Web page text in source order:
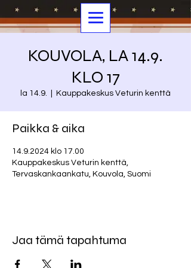
KOUVOLA, LA 14.9.
KLO 17
la 14.9. Kauppakeskus Veturin kenttä
Paikka & aika
14.9.2024 klo 17.00
Kauppakeskus Veturin kenttä,
Tervaskankaankatu, Kouvola, Suomi
Jaa tämä tapahtuma